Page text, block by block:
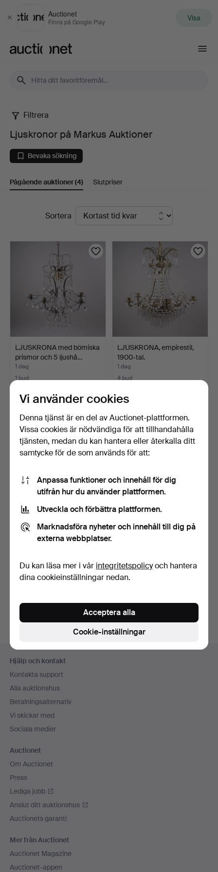
Stäng
Auctionet
Finns på Google Play Visa
Ljuskronor
på
Markus
Auktioner
Filtrera
Ljuskronor på Markus Auktioner
Bevaka sökning
Pågående auktioner(4) Slutpriser
PågåendeSortera
LJUSKRONA med bömiska
prismor och 5 ljushå…
1 dag
1 bud
LJUSKRONA, empirestil,
1900-tal.
1 dag
4 bud
LJUSKRONA, mässing och
prismor, 1900-talet…
1 dag
LJUSKRONA, venetiansk
3 dagar
Bevaka sökning
Sidfotsnavigation
Hjälp och kontakt
Kontakta support
Alla auktionshus
Betalningsalternativ
Vi skickar med
Sociala medier
Auctionet
Om Auctionet
Press
Lediga jobb
Anslut ditt auktionshus
Auctionets garanti
Mer från Auctionet
Auctionet Magazine
Auctionet-appen
Vi använder cookies
Denna tjänst är en del av Auctionet-plattformen.
Vissa cookies är nödvändiga för att tillhandahålla
tjänsten, medan du kan hantera eller återkalla ditt
samtycke för de som används för att:
Anpassa funktioner och innehåll för dig
utifrån hur du använder plattformen.
Utveckla och förbättra plattformen.
Marknadsföra nyheter och innehåll till dig på
externa webbplatser.
Du kan läsa mer i vår integritetspolicyoch hantera
dina cookieinställningar nedan.
Cookie-inställningar
Acceptera alla